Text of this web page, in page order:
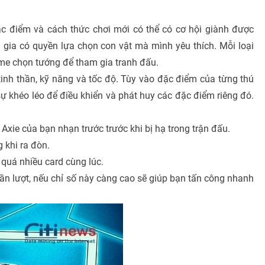
điểm và cách thức chơi mới có thể có cơ hội giành được
có quyền lựa chọn con vật mà mình yêu thích. Mỗi loại
chọn tướng để tham gia tranh đấu.
thần, kỹ năng và tốc độ. Tùy vào đặc điểm của từng thú
léo để điều khiển và phát huy các đặc điểm riêng đó.
của bạn nhạn trước trước khi bị hạ trong trận đấu.
khi ra đòn.
nhiều card cùng lúc.
lượt, nếu chỉ số này càng cao sẽ giúp bạn tấn công nhanh